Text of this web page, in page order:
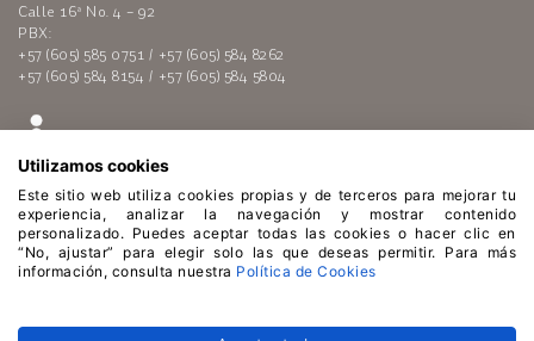
Calle 16ª No. 4 – 92
PBX:
+57 (605) 585 0751 / +57 (605) 584 8262
+57 (605) 584 8154 / +57 (605) 584 5804
Enlaces de interés:Polí­tica de tratamiento de datos
Utilizamos cookies
Este sitio web utiliza cookies propias y de terceros para mejorar tu
experiencia, analizar la navegación y mostrar contenido
personalizado. Puedes aceptar todas las cookies o hacer clic en
“No, ajustar” para elegir solo las que deseas permitir. Para más
información, consulta nuestra Política de Cookies